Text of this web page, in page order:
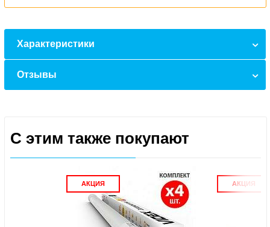
Характеристики
Отзывы
С этим также покупают
АКЦИЯ АКЦИЯ